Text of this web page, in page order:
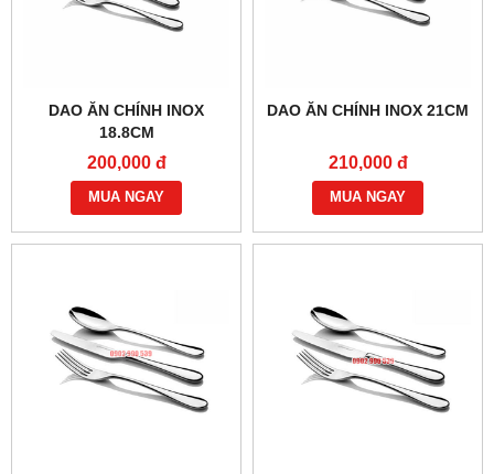
DAO ĂN CHÍNH INOX
18.8CM
200,000 đ
MUA NGAY
DAO ĂN CHÍNH INOX 21CM
210,000 đ
MUA NGAY